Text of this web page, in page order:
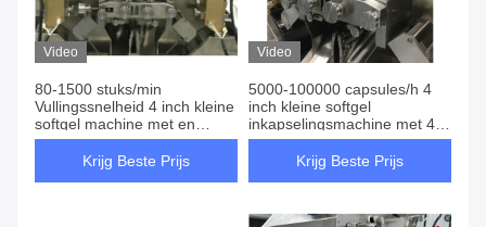
Video
80-1500 stuks/min
Vullingssnelheid 4 inch kleine
softgel machine met en
220V/380V/50HZ/60HZ
spanningKrijg Beste Prijs
Video
5000-100000 capsules/h 4
inch kleine softgel
inkapselingsmachine met 4
kW vulsnelheid
Krijg Beste Prijs